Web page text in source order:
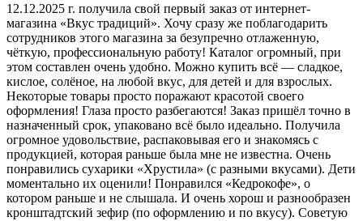
12.12.2025 г. получила свой первый заказ от интернет-
магазина «Вкус традиций». Хочу сразу же поблагодарить
сотрудников этого магазина за безупречно отлаженную,
чёткую, профессиональную работу! Каталог огромный, при
этом составлен очень удобно. Можно купить всё — сладкое,
кислое, солёное, на любой вкус, для детей и для взрослых.
Некоторые товары просто поражают красотой своего
оформления! Глаза просто разбегаются! Заказ пришёл точно в
назначенный срок, упаковано всё было идеально. Получила
огромное удовольствие, распаковывая его и знакомясь с
продукцией, которая раньше была мне не известна. Очень
понравились сухарики «Хрустила» (с разными вкусами). Дети
моментально их оценили! Понравился «Кедрокофе», о
котором раньше и не слышала. И очень хорош и разнообразен
кронштадтский зефир (по оформлению и по вкусу). Советую